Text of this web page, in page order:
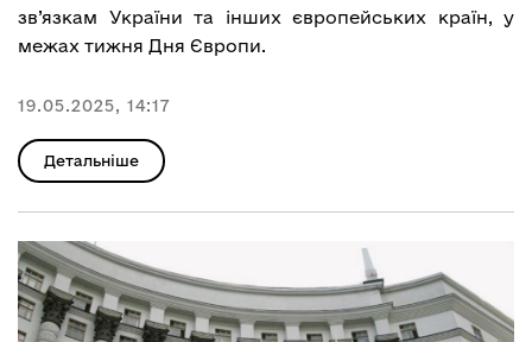
зв’язкам України та інших європейських країн, у
межах тижня Дня Європи.
19.05.2025, 14:17
Детальніше